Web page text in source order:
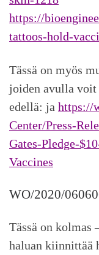
https://
tattoos-hold-
Tässä on myös
joiden avulla
edellä: ja https://
Center/Press-
Gates-Pledge-
Vaccines
WO/2020/
Tässä on kolmas
haluan kiinnittää